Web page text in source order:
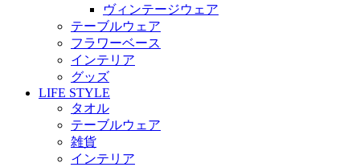
ヴィンテージウェア
テーブルウェア
フラワーベース
インテリア
グッズ
LIFE STYLE
タオル
テーブルウェア
雑貨
インテリア